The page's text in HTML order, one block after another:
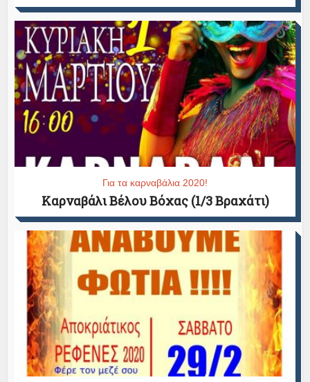
Για τα καρναβάλια 2020!
Καρναβάλι Βέλου Βόχας (1/3 Βραχάτι)